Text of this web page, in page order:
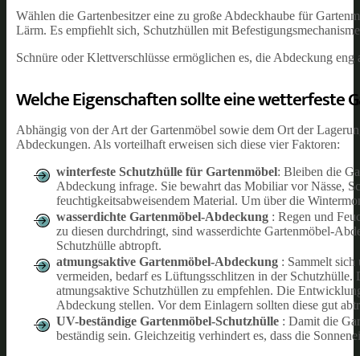
Wählen die Gartenbesitzer eine zu große Abdeckhaube für
Lärm. Es empfiehlt sich, Schutzhüllen mit
Schnüre oder Klettverschlüsse ermöglichen es, die Abdeckung
Welche Eigenschaften sollte eine wetterfeste
Abhängig von der Art der Gartenmöbel sowie dem Ort der
Abdeckungen. Als vorteilhaft erweisen sich diese vier Faktoren:
winterfeste Schutzhülle für Gartenmöbel: Bleiben die
Abdeckung infrage. Sie bewahrt das Mobiliar vor Nässe,
feuchtigkeitsabweisendem Material. Um über die
wasserdichte Gartenmöbel-Abdeckung : Regen und
zu diesen durchdringt, sind wasserdichte Gartenmöbel-
Schutzhülle abtropft.
atmungsaktive Gartenmöbel-Abdeckung : Sammelt
vermeiden, bedarf es Lüftungsschlitzen in der
atmungsaktive Schutzhüllen zu empfehlen. Die
Abdeckung stellen. Vor dem Einlagern sollten diese gut
UV-beständige Gartenmöbel-Schutzhülle : Damit die
beständig sein. Gleichzeitig verhindert es, dass die